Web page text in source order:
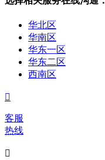
华北区
华南区
华东一区
华东二区
西南区

客服
热线
